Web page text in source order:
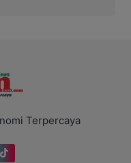
Terpercaya